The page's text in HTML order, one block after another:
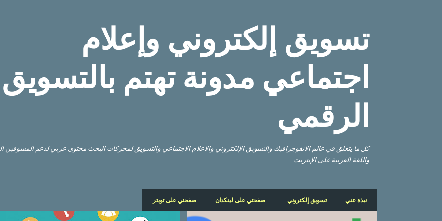
تسويق إلكتروني وإعلام
اجتماعي مدونة تهتم بالتسويق
الرقمي
كل ما يتعلق في عالم الانفوجرافيك والتسويق الإلكتروني والاعلام الاجتماعي والتسويق لمحركات البحث محتوى عربي لدعم المسوقين
واللغة العربية على الإنترنت
نبذة عني تسويق إلكتروني صفحتي على لينكدان صفحتي على تويتر